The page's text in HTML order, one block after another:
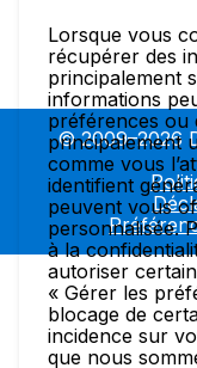
© 2009–2026
Lorsque vous
récupérer des
principalement
informations
préférences ou
principalement
comme vous
identifient
peuvent vous
personnalisée.
à la
autoriser
« Gérer les
blocage de
incidence sur
que nous